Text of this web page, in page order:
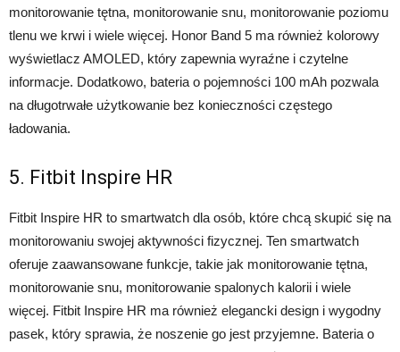
monitorowanie tętna, monitorowanie snu, monitorowanie poziomu
tlenu we krwi i wiele więcej. Honor Band 5 ma również kolorowy
wyświetlacz AMOLED, który zapewnia wyraźne i czytelne
informacje. Dodatkowo, bateria o pojemności 100 mAh pozwala
na długotrwałe użytkowanie bez konieczności częstego
ładowania.
5. Fitbit Inspire HR
Fitbit Inspire HR to smartwatch dla osób, które chcą skupić się na
monitorowaniu swojej aktywności fizycznej. Ten smartwatch
oferuje zaawansowane funkcje, takie jak monitorowanie tętna,
monitorowanie snu, monitorowanie spalonych kalorii i wiele
więcej. Fitbit Inspire HR ma również elegancki design i wygodny
pasek, który sprawia, że noszenie go jest przyjemne. Bateria o